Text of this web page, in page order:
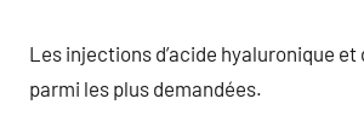
Les injections d’acide hyaluronique et
parmi les plus demandées.